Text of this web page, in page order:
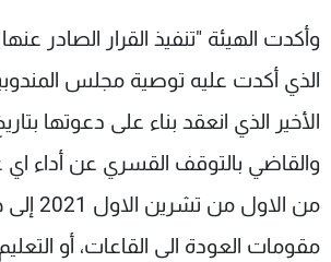
وأكدت الهيئة "تنفيذ القرار الصادر عنها
الذي أكدت عليه توصية مجلس
والقاضي بالتوقف القسري عن أداء اي
من الاول
مقومات العودة الى القاعات، أو